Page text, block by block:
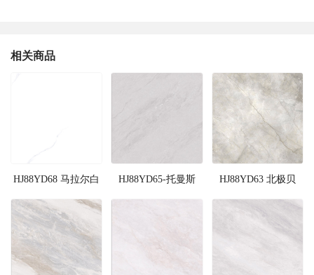
相关商品
HJ88YD68 马拉尔白 HJ88YD65-托曼斯 HJ88YD63 北极贝